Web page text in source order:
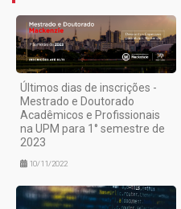
Últimos dias de inscrições -
Mestrado e Doutorado
Acadêmicos e Profissionais
na UPM para 1° semestre de
2023
10/11/2022